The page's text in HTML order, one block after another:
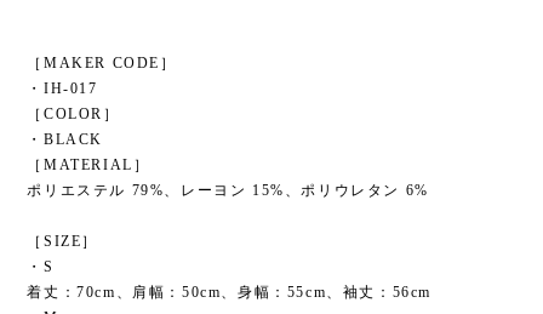
［MAKER CODE］
・IH-017
［COLOR］
・BLACK
［MATERIAL］
ポリエステル 79%、レーヨン 15%、ポリウレタン 6%
［SIZE］
・S
着丈：70cm、肩幅：50cm、身幅：55cm、袖丈：56cm